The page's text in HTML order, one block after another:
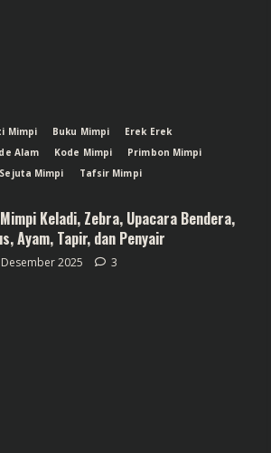
Mimpi Buku Mimpi
Erek Erek
Alam Kode Mimpi
Primbon Mimpi
Sejuta Mimpi Tafsir Mimpi
Keladi, Zebra, Upacara Bendera,
Ayam, Tapir, dan Penyair
2025 3